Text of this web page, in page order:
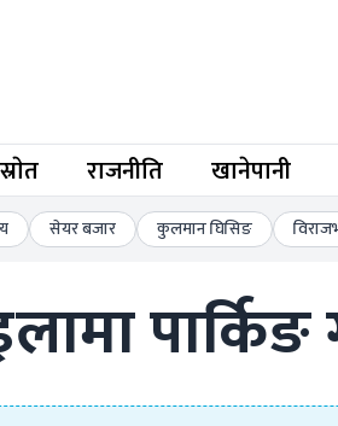
राजनीति खानेपानी
सेयर बजार कुलमान घिसिङ